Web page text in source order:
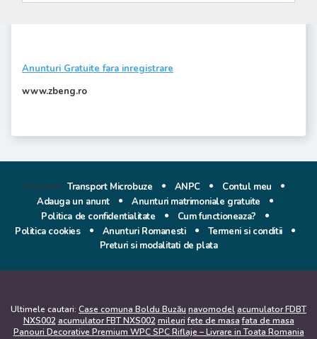
Anunturi Gratuite fara inregistrare
www.zbeng.ro
Parteneri:Transport Microbuze ANPC
Contul meu
Adauga un anunt
Anunturi matrimoniale gratuite
Politica de confidentialitate
Cum functioneaza?
Politica cookies
Anunturi Romanesti
Termeni si conditii
Preturi si modalitati de plata
Ultimele cautari: Case comuna Boldu Buzău navomodelacumulator FDBT
NXS002 acumulator FBT NXS002 mileuri fete de masa fata de masa
Panouri Decorative Premium WPC SPC Riflaje – Livrare in Toata Romania